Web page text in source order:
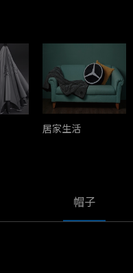
居家生活
帽子